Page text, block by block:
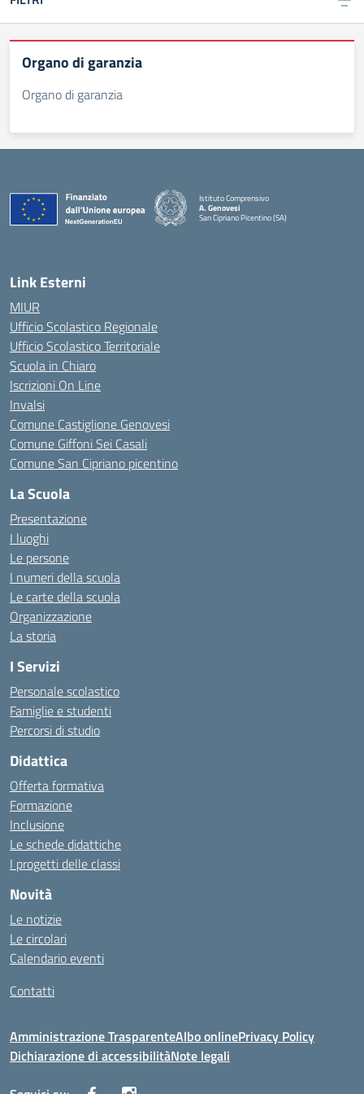
Organo di garanzia
Organo di garanzia
Istituto Comprensivo
A. Genovesi
San Cipriano Picentino (SA)
— Visita la pagina iniziale della scuola
Link Esterni
MIUR
Ufficio Scolastico Regionale
Ufficio Scolastico Territoriale
Scuola in Chiaro
Iscrizioni On Line
Invalsi
Comune Castiglione Genovesi
Comune Giffoni Sei Casali
Comune San Cipriano picentino
La Scuola
Presentazione
I luoghi
Le persone
I numeri della scuola
Le carte della scuola
Organizzazione
La storia
I Servizi
Personale scolastico
Famiglie e studenti
Percorsi di studio
Didattica
Offerta formativa
Formazione
Inclusione
Le schede didattiche
I progetti delle classi
Novità
Le notizie
Le circolari
Calendario eventi
Contatti
Amministrazione TrasparenteAlbo onlinePrivacy Policy
Dichiarazione di accessibilitàNote legali